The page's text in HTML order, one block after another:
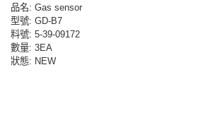
品名: Gas sensor
型號: GD-B7
料號: 5-39-09172
數量: 3EA
狀態: NEW